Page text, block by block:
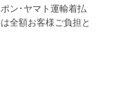
ン･ヤマト運輸着払
全額お客様ご負担と